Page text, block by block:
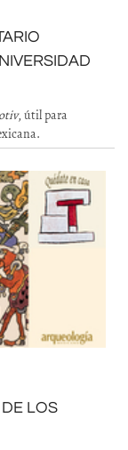
, útil para
LOS